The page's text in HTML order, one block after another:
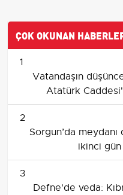
ÇOK OKUNAN
1
Vatandaşın
Atatürk
2
Sorgun’da
ikinci
3
Defne'de veda: